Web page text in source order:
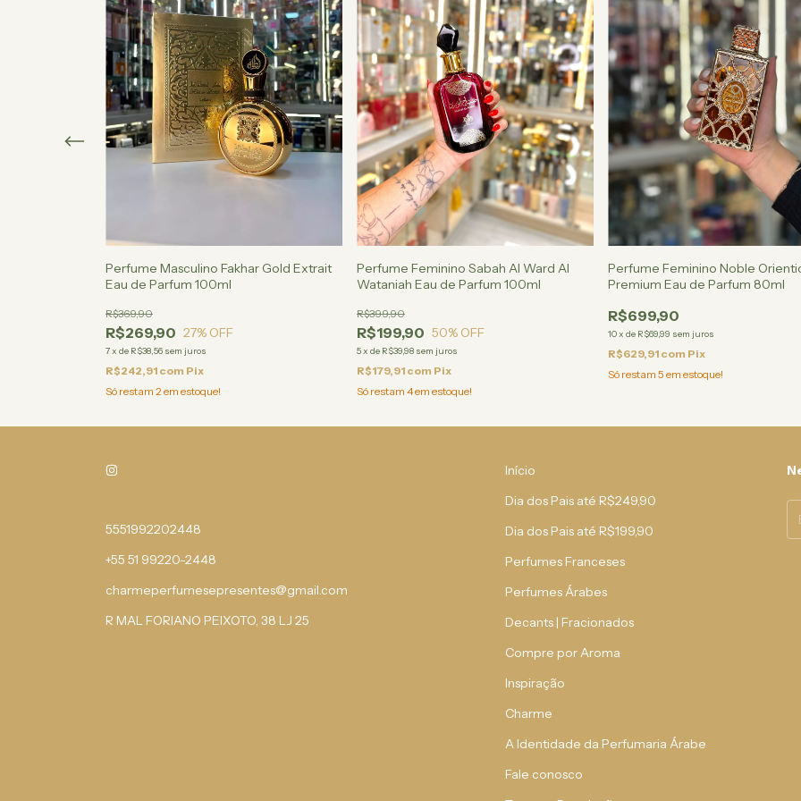
Perfume Masculino Fakhar Gold Extrait
Eau de Parfum 100ml
R$269,90
R$369,90
27% OFF
7x de R$38,56 sem juros
R$242,91 com Pix
Só restam 2em estoque!
Perfume Feminino Sabah Al Ward Al
Wataniah Eau de Parfum 100ml
R$199,90
R$399,90
50% OFF
5x de R$39,98 sem juros
R$179,91 com Pix
Só restam 4em estoque!
Perfume Feminino Noble
Premium Eau de Parfum 80ml
R$699,90
10x de R$69,99 sem juros
R$629,91 com Pix
Só restam 5 em estoque!
5551992202448
+55 51 99220-2448
charmeperfumesepresentes@gmail.com
R MAL FORIANO PEIXOTO, 38 LJ 25
Início
Dia dos Pais até R$249,90
Dia dos Pais até R$199,90
Perfumes Franceses
Perfumes Árabes
Decants | Fracionados
Compre por Aroma
Inspiração
Charme
A Identidade da Perfumaria Árabe
Fale conosco